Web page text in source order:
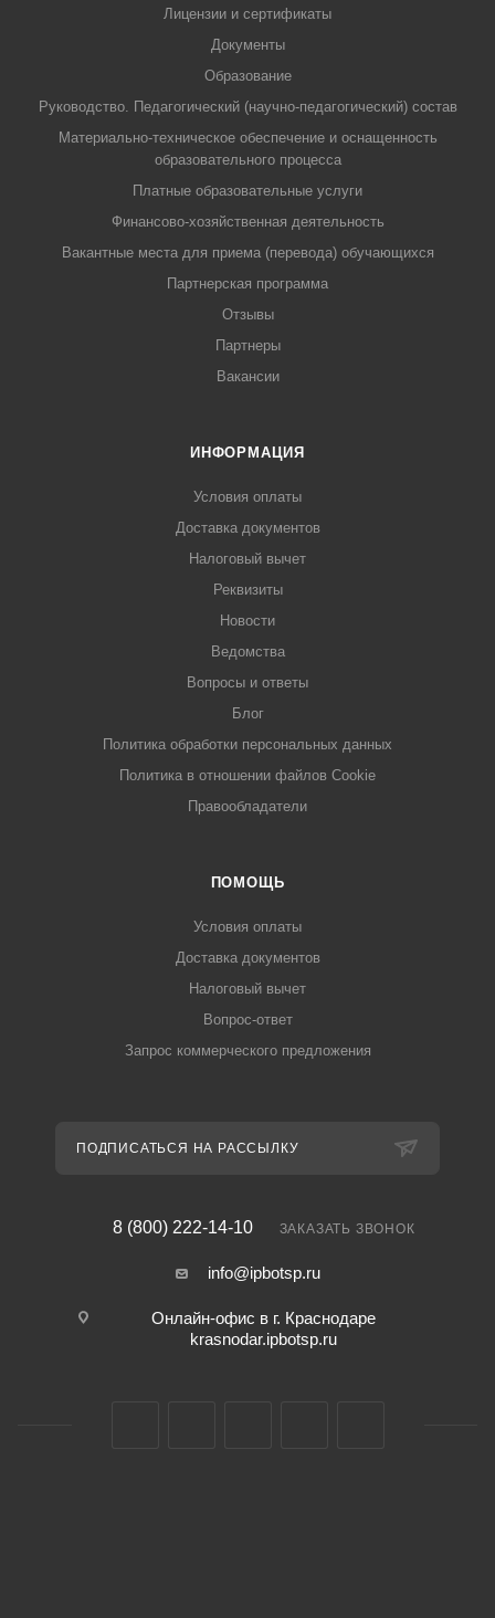
Лицензии и сертификаты
Документы
Образование
Руководство. Педагогический (научно-педагогический) состав
Материально-техническое обеспечение и оснащенность
образовательного процесса
Платные образовательные услуги
Финансово-хозяйственная деятельность
Вакантные места для приема (перевода) обучающихся
Партнерская программа
Отзывы
Партнеры
Вакансии
ИНФОРМАЦИЯ
Условия оплаты
Доставка документов
Налоговый вычет
Реквизиты
Новости
Ведомства
Вопросы и ответы
Блог
Политика обработки персональных данных
Политика в отношении файлов Cookie
Правообладатели
ПОМОЩЬ
Условия оплаты
Доставка документов
Налоговый вычет
Вопрос-ответ
Запрос коммерческого предложения
ПОДПИСАТЬСЯ НА РАССЫЛКУ
8 (800) 222-14-10 ЗАКАЗАТЬ ЗВОНОК
info@ipbotsp.ru
Онлайн-офис в г. Краснодаре
krasnodar.ipbotsp.ru